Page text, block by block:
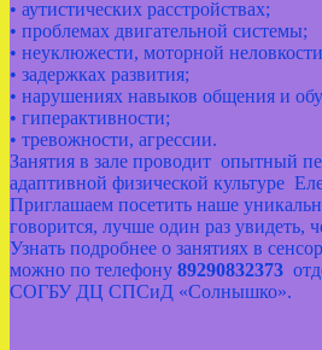
• аутистических расстройствах;
• проблемах двигательной системы;
• неуклюжести, моторной
• задержках развития;
• нарушениях навыков общения и
• гиперактивности;
• тревожности, агрессии.
Занятия в зале проводит опытный
адаптивной физической культуре
Приглашаем посетить наше
говорится, лучше один раз увидеть,
Узнать подробнее о занятиях в
можно по телефону 89290832373
СОГБУ ДЦ СПСиД «Солнышко».